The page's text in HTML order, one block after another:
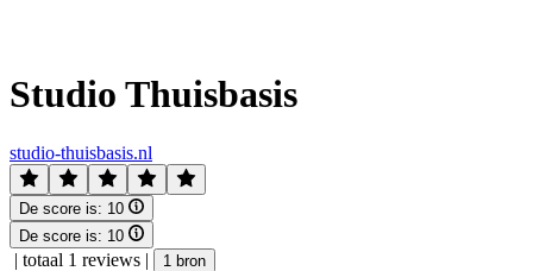
Studio Thuisbasis
studio-thuisbasis.nl
De score is: 10
De score is: 10
| totaal 1 reviews | 1 bron